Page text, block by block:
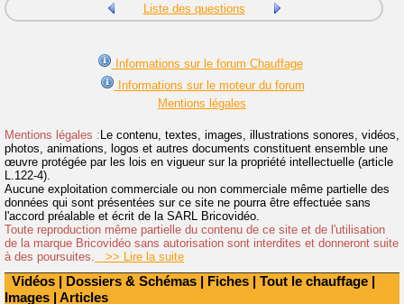
Vidéos | Dossiers & Schémas | Fiches | Tout le chauffage |
Images | Articles
Liste des questions
Informations sur le forum Chauffage
Informations sur le moteur du forum
Mentions légales
Mentions légales :Le contenu, textes, images, illustrations sonores, vidéos,
photos, animations, logos et autres documents constituent ensemble une
œuvre protégée par les lois en vigueur sur la propriété intellectuelle (article
L.122-4).
Aucune exploitation commerciale ou non commerciale même partielle des
données qui sont présentées sur ce site ne pourra être effectuée sans
l'accord préalable et écrit de la SARL Bricovidéo.
Toute reproduction même partielle du contenu de ce site et de l'utilisation
de la marque Bricovidéo sans autorisation sont interdites et donneront suite
à des poursuites.
>> Lire la suite